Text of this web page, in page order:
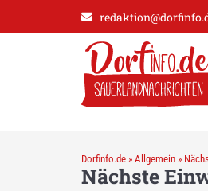
Dorfinfo.de » Allgemein »
Nächste